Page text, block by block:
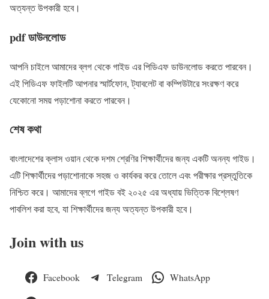
অত্যন্ত উপকারী হবে।
pdf ডাউনলোড
আপনি চাইলে আমাদের ব্লগ থেকে গাইড এর পিডিএফ ডাউনলোড করতে পারবেন।
এই পিডিএফ ফাইলটি আপনার স্মার্টফোন, ট্যাবলেট বা কম্পিউটারে সংরক্ষণ করে
যেকোনো সময় পড়াশোনা করতে পারবেন।
শেষ কথা
বাংলাদেশের ক্লাস ওয়ান থেকে দশম শ্রেণির শিক্ষার্থীদের জন্য একটি অনন্য গাইড।
এটি শিক্ষার্থীদের পড়াশোনাকে সহজ ও কার্যকর করে তোলে এবং পরীক্ষার প্রস্তুতিকে
নিশ্চিত করে। আমাদের ব্লগে গাইড বই ২০২৫ এর অধ্যায় ভিত্তিক বিশ্লেষণ
পাবলিশ করা হবে, যা শিক্ষার্থীদের জন্য অত্যন্ত উপকারী হবে।
Join with us
Facebook Telegram WhatsApp